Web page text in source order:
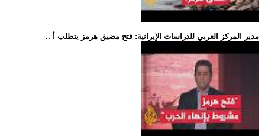
.. مدير المركز العربي للدراسات الإيرانية: فتح مضيق هرمز يتطلب أ